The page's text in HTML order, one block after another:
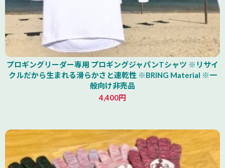
プロギングリーダー専用 プロギングジャパンTシャツ ※リサイ
クルだから生まれる滑らかさと速乾性 ※BRING Material ※一
般向け非売品
4,400円